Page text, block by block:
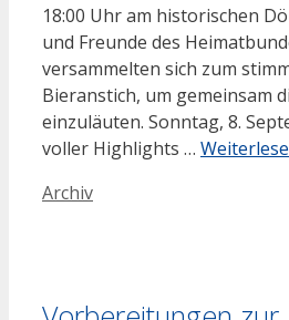
18:00 Uhr am historischen
und Freunde des
versammelten sich zum
Bieranstich, um gemeinsam
einzuläuten. Sonntag, 8.
voller Highlights …
Kategorien
Archiv